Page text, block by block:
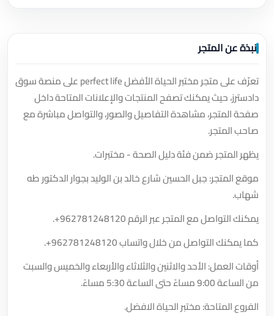
نبذة عن المتجر
تعرّف على متجر مختبر الحياة الأفضل perfect life على منصة سوق
دادسترز، حيث يمكنك تصفح المنتجات والإعلانات المتاحة داخل
صفحة المتجر، مشاهدة التفاصيل والصور، والتواصل مباشرة مع
صاحب المتجر.
يظهر المتجر ضمن فئة دليل الصحة - مختبرات.
موقع المتجر: جبل الحسين شارع خالد بن الوليد بجوار الدكتور طه
شهاب.
يمكنك التواصل مع المتجر عبر الرقم+962781248120
.
كما يمكنك التواصل من خلال واتساب+962781248120
.
أوقات العمل: الأحد والاثنين والثلاثاء والأربعاء والخميس والسبت
من الساعة 9:00 مساءً حتى الساعة 5:30 مساءً.
الفروع المتاحة: مختبر الحياة الافضل.